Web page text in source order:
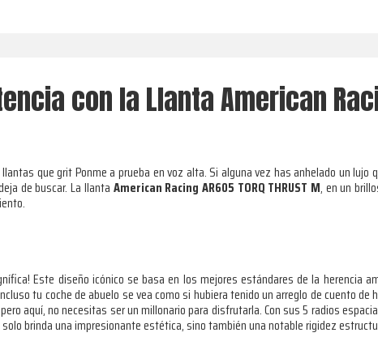
con la Llanta American
que grit Ponme a prueba en voz alta. Si alguna vez has anhelado un lujo
de buscar. La llanta American Racing AR605 TORQ THRUST M, en un
Este diseño icónico se basa en los mejores estándares de la herencia
tu coche de abuelo se vea como si hubiera tenido un arreglo de cuento de
aquí, no necesitas ser un millonario para disfrutarla. Con sus 5 radios
brinda una impresionante estética, sino también una notable rigidez